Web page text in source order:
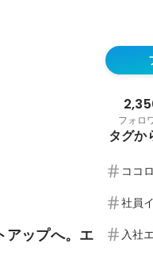
成長を支える
最新順で表示
アップへ。エ
フォロ
タグか
ココ
社員
入社